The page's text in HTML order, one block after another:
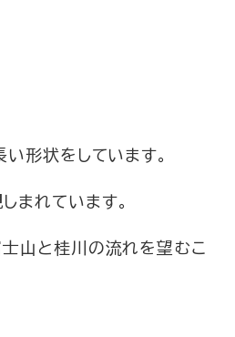
形状をしています。
まれています。
士山と桂川の流れを望むこ